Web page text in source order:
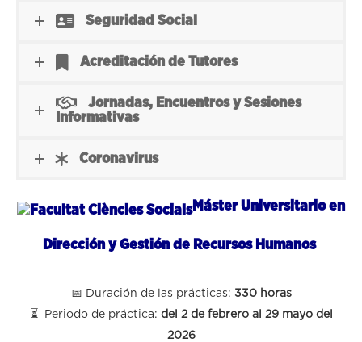
Seguridad Social
Acreditación de Tutores
Jornadas, Encuentros y Sesiones
Informativas
Coronavirus
Máster Universitario en
Dirección y Gestión de Recursos Humanos
📅 Duración de las prácticas: 330 horas
⏳ Periodo de práctica: del 2 de febrero al 29 mayo del
2026